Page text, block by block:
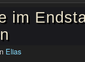
im
Elias